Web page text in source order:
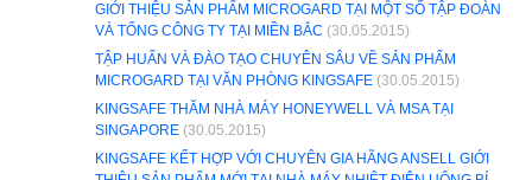
GIỚI THIỆU SẢN PHẨM MICROGARD TẠI MỘT SỐ TẬP ĐOÀN
VÀ TỔNG CÔNG TY TẠI MIỀN BẮC (30.05.2015)
TẬP HUẤN VÀ ĐÀO TẠO CHUYÊN SÂU VỀ SẢN PHẨM
MICROGARD TẠI VĂN PHÒNG KINGSAFE (30.05.2015)
KINGSAFE THĂM NHÀ MÁY HONEYWELL VÀ MSA TẠI
SINGAPORE (30.05.2015)
KINGSAFE KẾT HỢP VỚI CHUYÊN GIA HÃNG ANSELL GIỚI